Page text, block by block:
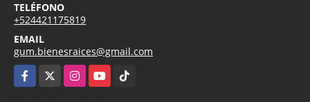
TELÉFONO
+524421175819
EMAIL
gum.bienesraices@gmail.com
Facebook
InstagramYouTubeTikTok